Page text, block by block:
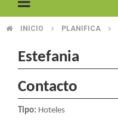
BREADCRUMB
INICIO PLANIFICA
Estefania
Contacto
Tipo: Hoteles